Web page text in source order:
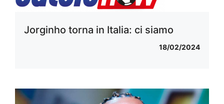
Jorginho torna in Italia: ci siamo
18/02/2024